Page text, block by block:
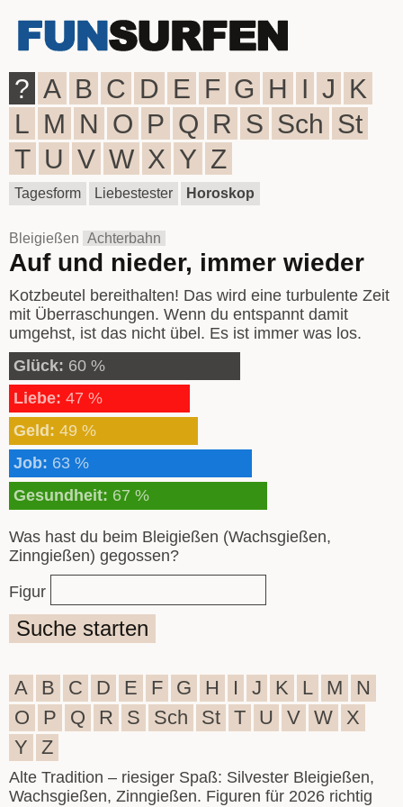
? A B C D E F G H I J K
L M N O P Q R S Sch St
T U V W X Y Z
Tagesform Liebestester Horoskop
Bleigießen Achterbahn
Auf und nieder, immer wieder
Kotzbeutel bereithalten! Das wird eine turbulente Zeit
mit Überraschungen. Wenn du entspannt damit
umgehst, ist das nicht übel. Es ist immer was los.
Glück: 60 %
Liebe: 47 %
Geld: 49 %
Job: 63 %
Gesundheit: 67 %
Was hast du beim Bleigießen (Wachsgießen,
Zinngießen) gegossen?
Figur
Suche starten
A B C D E F G H I J K L M
N
O
P Q R S Sch St T U V W X
Y
Z
Alte Tradition – riesiger Spaß: Silvester Bleigießen,
Wachsgießen, Zinngießen. Figuren für 2026 richtig